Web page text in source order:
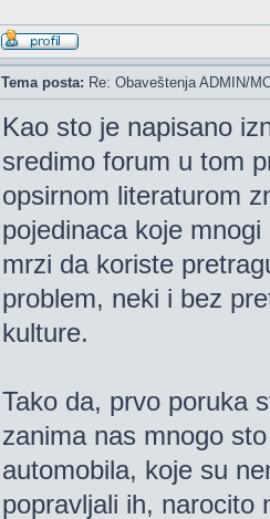
Tema posta: Re: Obaveštenja ADMIN/
Kao sto je napisano
sredimo forum u tom
opsirnom literaturom
pojedinaca koje
mrzi da koriste
problem, neki i bez
kulture.
Tako da, prvo poruka
zanima nas mnogo
automobila, koje su
popravljali ih, narocito